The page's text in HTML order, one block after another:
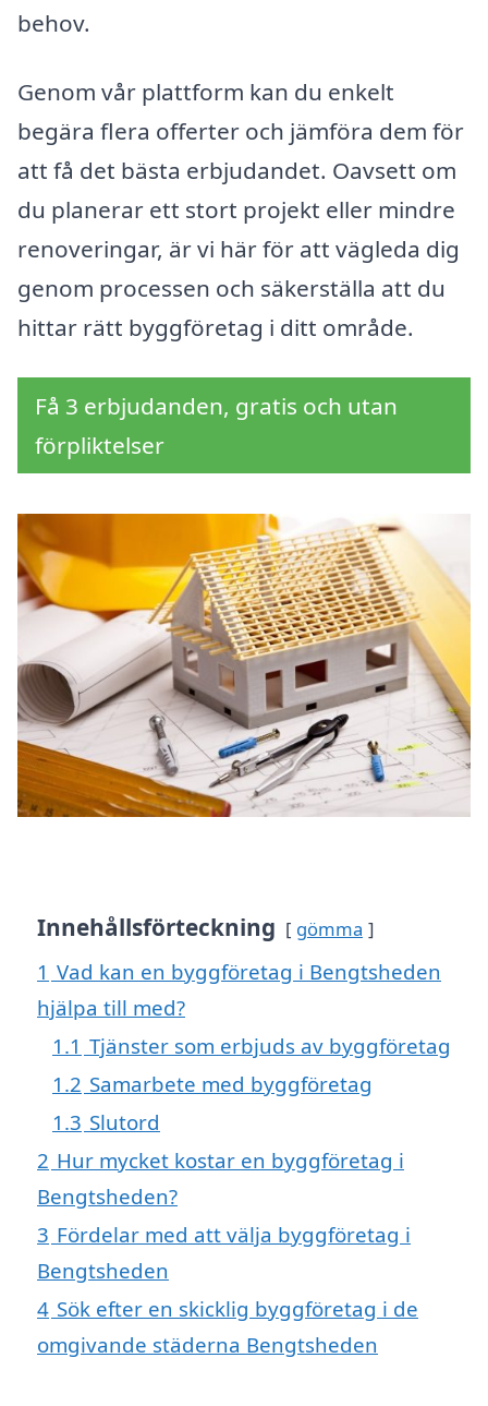
behov.
Genom vår plattform kan du enkelt
begära flera offerter och jämföra dem för
att få det bästa erbjudandet. Oavsett om
du planerar ett stort projekt eller mindre
renoveringar, är vi här för att vägleda dig
genom processen och säkerställa att du
hittar rätt byggföretag i ditt område.
Få 3 erbjudanden, gratis och utan
förpliktelser
Innehållsförteckning gömma
1 Vad kan en byggföretag i Bengtsheden
hjälpa till med?
1.1 Tjänster som erbjuds av byggföretag
1.2 Samarbete med byggföretag
1.3 Slutord
2 Hur mycket kostar en byggföretag i
Bengtsheden?
3 Fördelar med att välja byggföretag i
Bengtsheden
4 Sök efter en skicklig byggföretag i de
omgivande städerna Bengtsheden